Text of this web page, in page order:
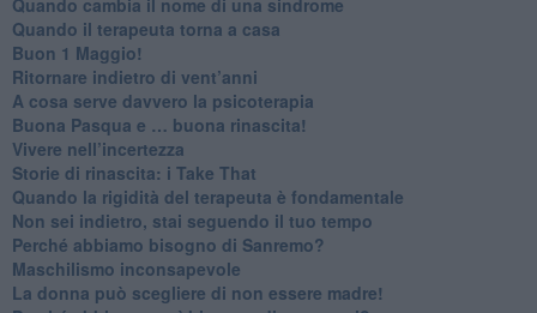
​Quando il terapeuta torna a casa
​Buon 1 Maggio!
Ritornare indietro di vent’anni
​A cosa serve davvero la psicoterapia
​Buona Pasqua e … buona rinascita!
​Vivere nell’incertezza
​Storie di rinascita: i Take That
​Quando la rigidità del terapeuta è fondamentale
​Non sei indietro, stai seguendo il tuo tempo
​Perché abbiamo bisogno di Sanremo?
​Maschilismo inconsapevole
​La donna può scegliere di non essere madre!